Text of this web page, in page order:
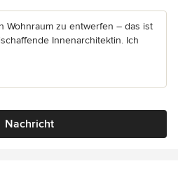
Wohnraum zu entwerfen – das ist
Innenarchitektin. Ich
Nachricht